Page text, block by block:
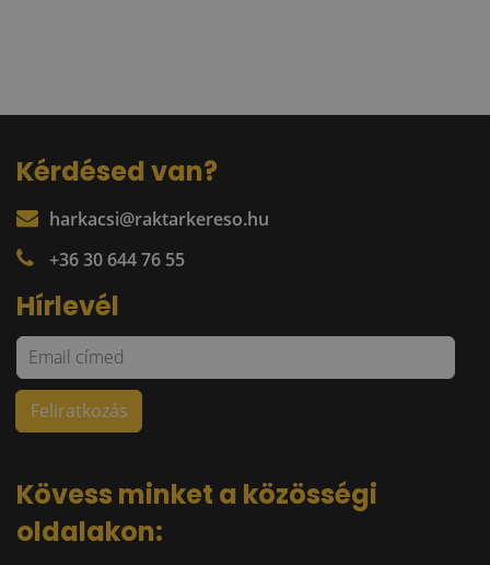
Kérdésed van?
harkacsi@raktarkereso.hu
+36 30 644 76 55
Hírlevél
Kövess minket a közösségi
oldalakon: